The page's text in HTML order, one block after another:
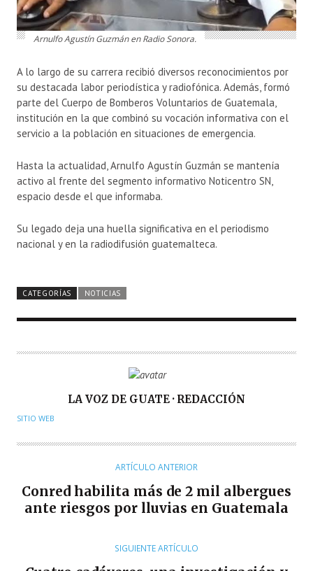
Arnulfo Agustín Guzmán en Radio Sonora.
A lo largo de su carrera recibió diversos reconocimientos por
su destacada labor periodística y radiofónica. Además, formó
parte del Cuerpo de Bomberos Voluntarios de Guatemala,
institución en la que combinó su vocación informativa con el
servicio a la población en situaciones de emergencia.
Hasta la actualidad, Arnulfo Agustín Guzmán se mantenía
activo al frente del segmento informativo Noticentro SN,
espacio desde el que informaba.
Su legado deja una huella significativa en el periodismo
nacional y en la radiodifusión guatemalteca.
CATEGORÍAS NOTICIAS
U
O
LA VOZ DE GUATE · REDACCIÓN
SITIO WEB
ARTÍCULO ANTERIOR
Conred habilita más de 2 mil albergues
ante riesgos por lluvias en Guatemala
SIGUIENTE ARTÍCULO